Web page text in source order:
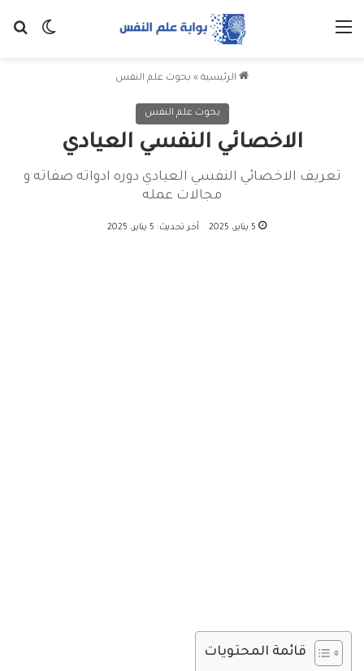
الرئيسية » بحوث علم النفس
بحوث علم النفس
الاخصائي النفسي العيادي
تعريف الاخصائي النفسي العيادي دوره ادواته صفاته و
مجالات عمله
5 يناير، 2025 آخر تحديث: 5 يناير، 2025
قائمة المحتويات